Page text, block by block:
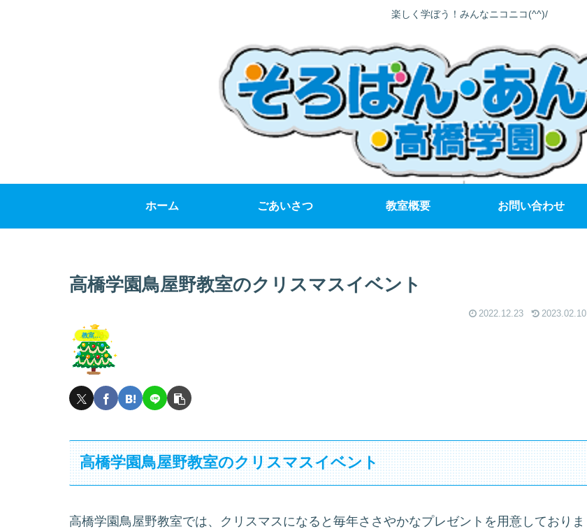
楽しく学ぼう！みんなニコニコ(^^)/
ホーム ごあいさつ 教室概要 お問い合わせ
高橋学園鳥屋野教室のクリスマスイベント
2022.12.23 2023.02.10
教室風景
高橋学園鳥屋野教室のクリスマスイベント
高橋学園鳥屋野教室では、クリスマスになると毎年ささやかなプレゼントを用意しておりま